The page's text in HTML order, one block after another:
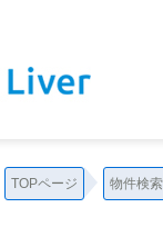
TOPページ 物件検索